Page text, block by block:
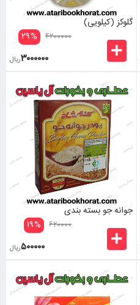
گلوکز (کیلویی)
۴۲۰۰۰۰۰ ۲۹%
۳۰۰۰۰۰۰ریال
جوانه جو بسته بندی
۶۲۰۰۰۰ ۱۹%
۵۰۰۰۰۰ریال